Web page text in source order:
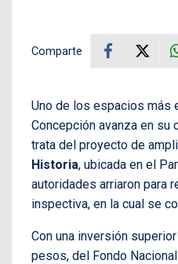
Comparte
Uno de los espacios más
Concepción avanza en su
trata del proyecto de
Historia, ubicada en el
autoridades arriaron para
inspectiva, en la cual se
Con una inversión
pesos, del Fondo